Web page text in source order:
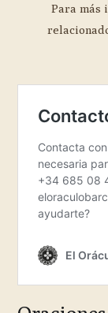
Para más